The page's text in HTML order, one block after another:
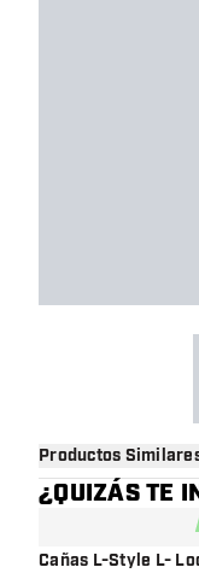
Productos
¿QUIZÁS TE
Cañas L-Style L-